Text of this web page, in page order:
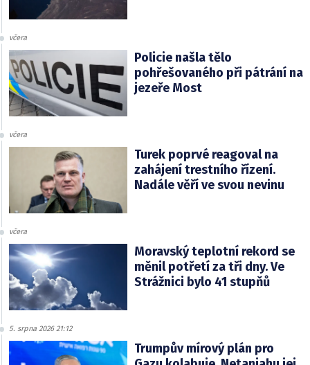
včera
Policie našla tělo
pohřešovaného při pátrání na
jezeře Most
včera
Turek poprvé reagoval na
zahájení trestního řízení.
Nadále věří ve svou nevinu
včera
Moravský teplotní rekord se
měnil potřetí za tři dny. Ve
Strážnici bylo 41 stupňů
5. srpna 2026 21:12
Trumpův mírový plán pro